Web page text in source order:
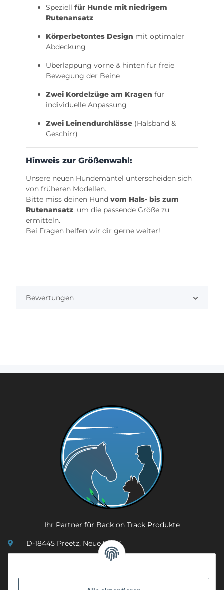
Speziell für Hunde mit niedrigem
Rutenansatz
Körperbetontes Design mit optimaler
Abdeckung
Überlappung vorne & hinten für freie
Bewegung der Beine
Zwei Kordelzüge am Kragen für
individuelle Anpassung
Zwei Leinendurchlässe (Halsband &
Geschirr)
Hinweis zur Größenwahl:
Unsere neuen Hundemäntel unterscheiden sich
von früheren Modellen.
Bitte miss deinen Hund vom Hals- bis zum
Rutenansatz, um die passende Größe zu
ermitteln.
Bei Fragen helfen wir dir gerne weiter!
Bewertungen
Ihr Partner für Back on Track Produkte
D-18445 Preetz, Neue Str. 7
info@mobility-in-harmony.de